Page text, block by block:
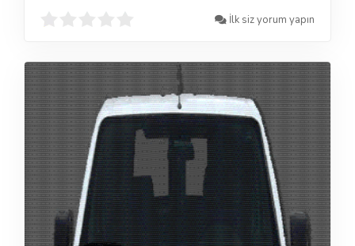
İlk siz yorum yapın